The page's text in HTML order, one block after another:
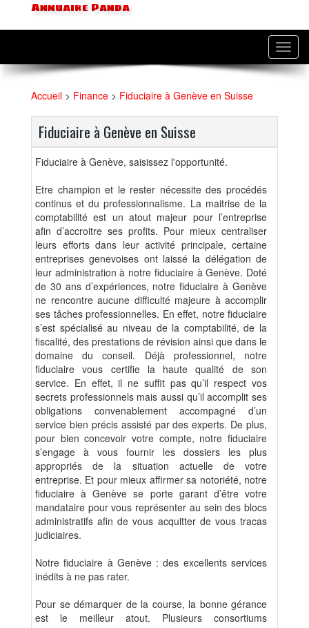
Annuaire Panda
Accueil > Finance > Fiduciaire à Genève en Suisse
Fiduciaire à Genève en Suisse
Fiduciaire à Genève, saisissez l'opportunité.
Etre champion et le rester nécessite des procédés
continus et du professionnalisme. La maitrise de la
comptabilité est un atout majeur pour l’entreprise
afin d’accroitre ses profits. Pour mieux centraliser
leurs efforts dans leur activité principale, certaine
entreprises genevoises ont laissé la délégation de
leur administration à notre fiduciaire à Genève. Doté
de 30 ans d’expériences, notre fiduciaire à Genève
ne rencontre aucune difficulté majeure à accomplir
ses tâches professionnelles. En effet, notre fiduciaire
s’est spécialisé au niveau de la comptabilité, de la
fiscalité, des prestations de révision ainsi que dans le
domaine du conseil. Déjà professionnel, notre
fiduciaire vous certifie la haute qualité de son
service. En effet, il ne suffit pas qu’il respect vos
secrets professionnels mais aussi qu’il accomplit ses
obligations convenablement accompagné d’un
service bien précis assisté par des experts. De plus,
pour bien concevoir votre compte, notre fiduciaire
s’engage à vous fournir les dossiers les plus
appropriés de la situation actuelle de votre
entreprise. Et pour mieux affirmer sa notoriété, notre
fiduciaire à Genève se porte garant d’être votre
mandataire pour vous représenter au sein des blocs
administratifs afin de vous acquitter de vous tracas
judiciaires.
Notre fiduciaire à Genève : des excellents services
inédits à ne pas rater.
Pour se démarquer de la course, la bonne gérance
est le meilleur atout. Plusieurs consortiums